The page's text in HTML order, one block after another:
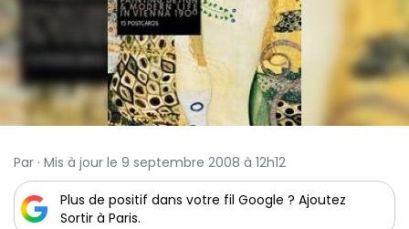
Par · Mis à jour le 9 septembre 2008 à 12h12
Plus de positif dans votre fil Google ? Ajoutez
Sortir à Paris.